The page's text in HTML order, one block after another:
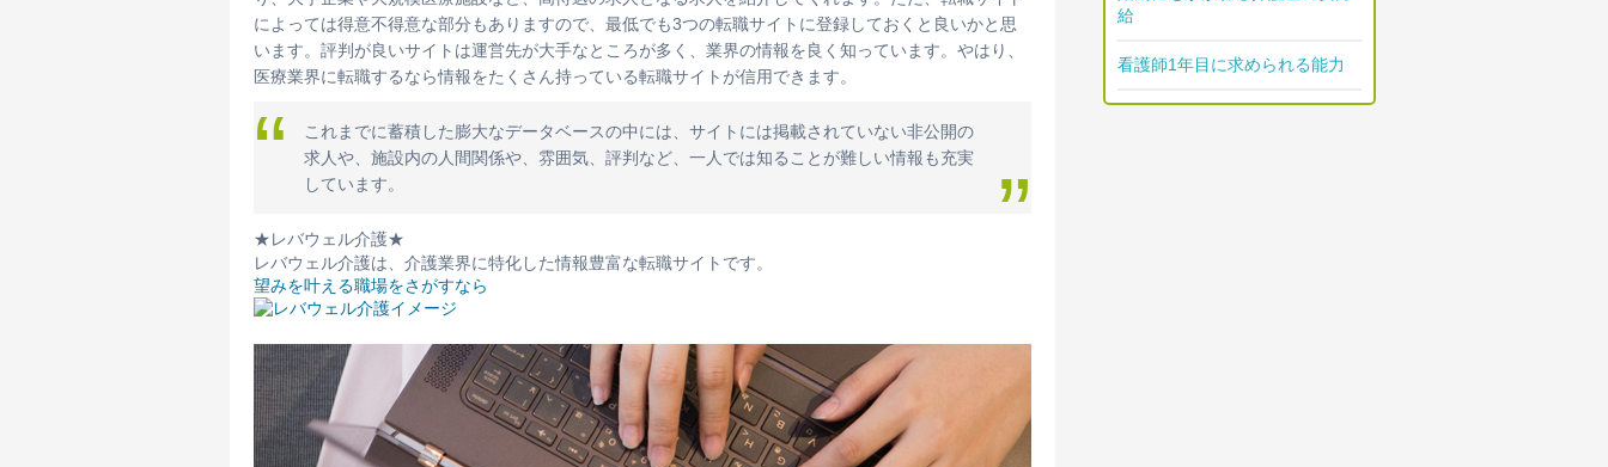
給
看護師1年目に求められる能力
によっては得意不得意な部分もありますので、最低でも3つの転職サイトに登録しておくと良いかと思
います。評判が良いサイトは運営先が大手なところが多く、業界の情報を良く知っています。やはり、
医療業界に転職するなら情報をたくさん持っている転職サイトが信用できます。
これまでに蓄積した膨大なデータベースの中には、サイトには掲載されていない非公開の
求人や、施設内の人間関係や、雰囲気、評判など、一人では知ることが難しい情報も充実
しています。
★レバウェル介護★
レバウェル介護は、介護業界に特化した情報豊富な転職サイトです。
望みを叶える職場をさがすなら